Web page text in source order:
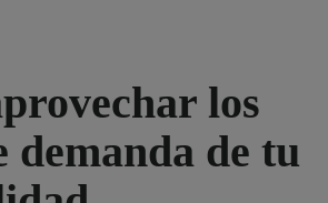
los
demanda de tu